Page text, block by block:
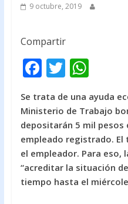
9 octubre, 2019
Compartir
F
e
b
o
o
k
T
itt
er
W
at
s
A
p
p
Se trata de una ayuda
Ministerio de Trabajo
depositarán 5 mil pesos
empleado registrado.
el empleador. Para eso,
“acreditar la situación
tiempo hasta el